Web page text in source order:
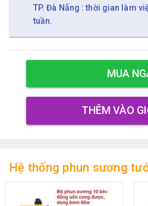
TP. Đà Nẵng : thời gian làm
tuần.
MUA
THÊM VÀO
Hệ thống phun sương